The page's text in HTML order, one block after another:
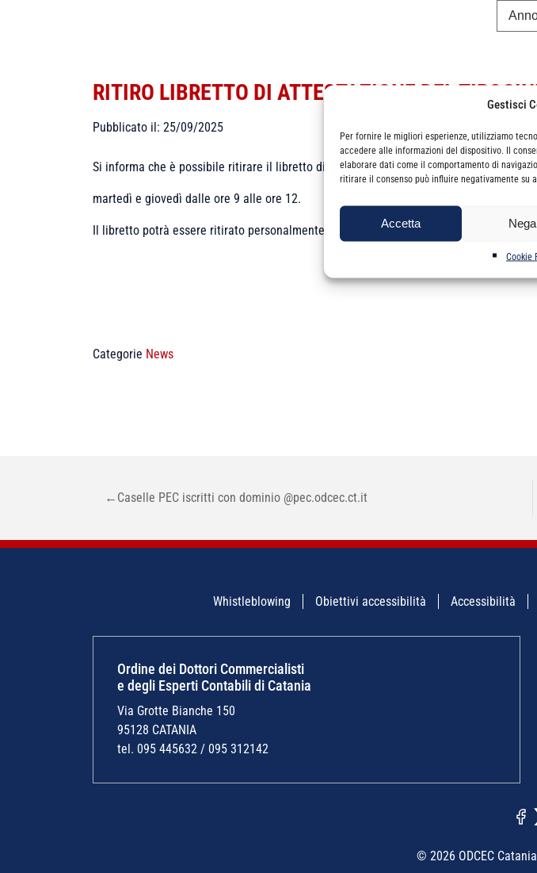
Gestisci
Per fornire le migliori esperienze, utilizziamo
accedere alle informazioni del dispositivo. Il
elaborare dati come il comportamento di
ritirare il consenso può influire negativamente su
Accetta Nega
Cookie
RITIRO LIBRETTO DI ATTESTAZIONE DEL
Pubblicato il: 25/09/2025
Si informa che è possibile ritirare il libretto di attestazione del tirocinio vidimato
martedì e giovedì dalle ore 9 alle ore 12.
Il libretto potrà essere ritirato personalmente o a mezzo delega con allegata copia
Categorie News
← Caselle PEC iscritti con dominio @pec.odcec.ct.it
Whistleblowing Obiettivi accessibilità Accessibilità
Ordine dei Dottori Commercialisti
e degli Esperti Contabili di Catania
Via Grotte Bianche 150
95128 CATANIA
tel. 095 445632 / 095 312142
© 2026 ODCEC